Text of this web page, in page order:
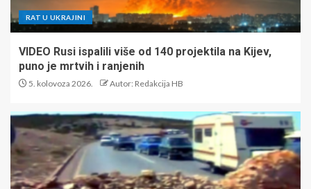
RAT U UKRAJINI
VIDEO Rusi ispalili više od 140 projektila na Kijev,
puno je mrtvih i ranjenih
5. kolovoza 2026. Autor: Redakcija HB